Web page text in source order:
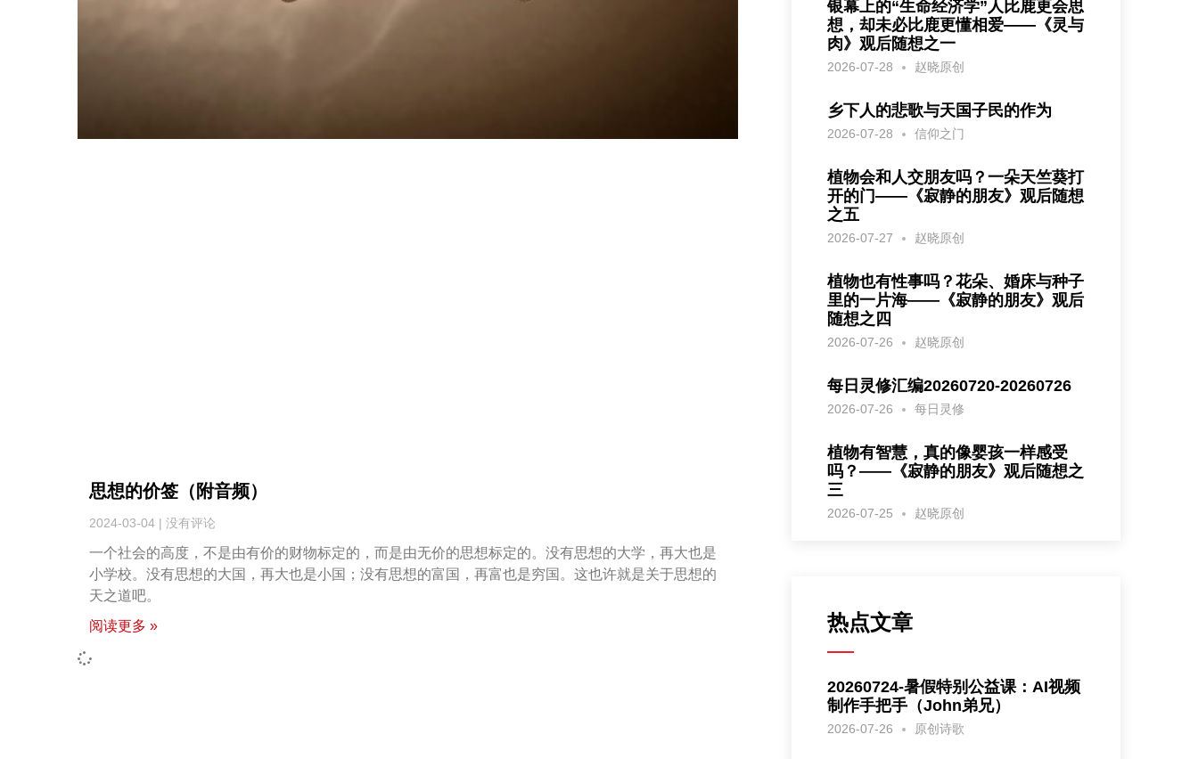
思想的价签（附音频）
2024-03-04 没有评论
一个社会的高度，不是由有价的财物标定的，而是由无价的思想标定的。没有思想的大学，再大也是
小学校。没有思想的大国，再大也是小国；没有思想的富国，再富也是穷国。这也许就是关于思想的
天之道吧。
阅读更多 »
银幕上的“生命经济学”人比鹿更会思
想，却未必比鹿更懂相爱——《灵与
肉》观后随想之一
2026-07-28 赵晓原创
乡下人的悲歌与天国子民的作为
2026-07-28 信仰之门
植物会和人交朋友吗？一朵天竺葵打
开的门——《寂静的朋友》观后随想
之五
2026-07-27 赵晓原创
植物也有性事吗？花朵、婚床与种子
里的一片海——《寂静的朋友》观后
随想之四
2026-07-26 赵晓原创
每日灵修汇编20260720-20260726
2026-07-26 每日灵修
植物有智慧，真的像婴孩一样感受
吗？——《寂静的朋友》观后随想之
三
2026-07-25 赵晓原创
热点文章
20260724-暑假特别公益课：AI视频
制作手把手（John弟兄）
2026-07-26 原创诗歌